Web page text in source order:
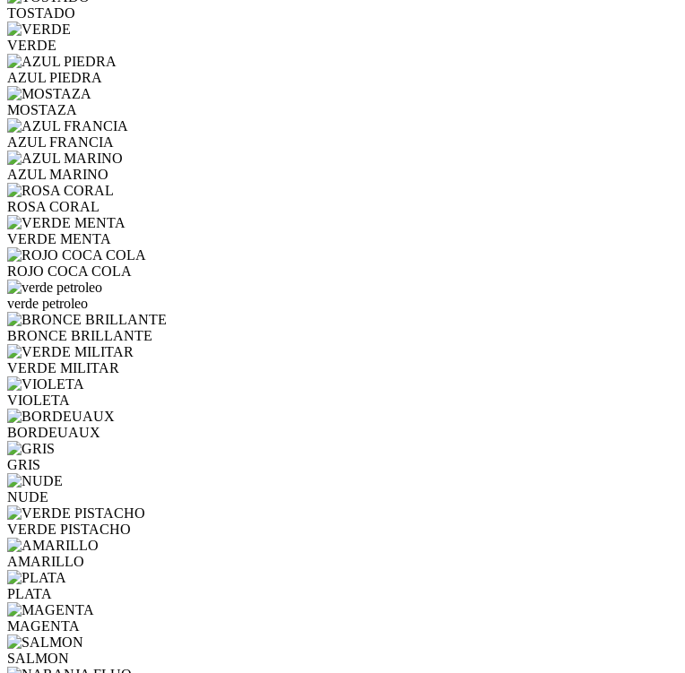
TOSTADO
VERDE
AZUL PIEDRA
MOSTAZA
AZUL FRANCIA
AZUL MARINO
ROSA CORAL
VERDE MENTA
ROJO COCA COLA
verde petroleo
BRONCE BRILLANTE
VERDE MILITAR
VIOLETA
BORDEUAUX
GRIS
NUDE
VERDE PISTACHO
AMARILLO
PLATA
MAGENTA
SALMON